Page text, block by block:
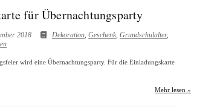
für Übernachtungsparty
2018 Dekoration,Geschenk,Grundschulalter,
wird eine Übernachtungsparty. Für die Einladungskarte
Mehr lesen »